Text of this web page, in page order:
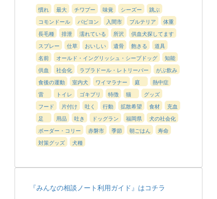
慣れ 最大 チワプー 味覚 シーズー
跳ぶ
コモンドール
パピヨン 入間市 ブルテリア
体重
長毛種
排泄 濡れている 所沢
供血犬探してます
スプレー
仕草 おいしい 遺骨 飽きる
道具
名前
オールド・イングリッシュ・シープドッグ
知能
供血
社会化 ラブラドール・レトリーバー
がぶ飲み
食後の運動
室内犬 ワイマラナー 庭
熱中症
雷
トイレ ゴキブリ 特徴 猫
グッズ
フード
片付け 吐く 行動 拡散希望 食材
充血
足
用品 吐き ドッグラン 福岡県
犬の社会化
ボーダー・コリー
赤磐市 季節 朝ごはん
寿命
対策グッズ
犬種
『みんなの相談ノート利用ガイド』はコチラ